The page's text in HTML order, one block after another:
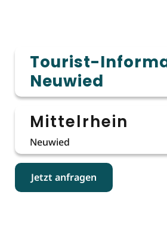
Tourist-
Neuwied
Mittelrhein
Neuwied
Jetzt anfragen